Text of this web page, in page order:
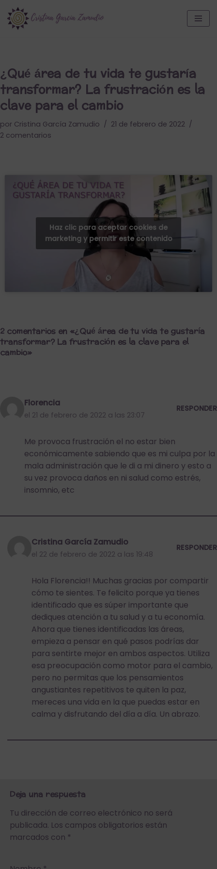
Saltar
¿Qué área de tu vida te gustaría
transformar? La frustración es la
clave para el cambio
por Cristina García Zamudio
21 de febrero de 2022
2 comentarios
Haz clic para aceptar cookies de
marketing y permitir este contenido
2 comentarios en «¿Qué área de tu vida te gustaría
transformar? La frustración es la clave para el
cambio»
Florencia
el 21 de febrero de 2022 a las 23:07
RESPONDER
Me provoca frustración el no estar bien
económicamente sabiendo que es mi culpa por la
mala administración que le di a mi dinero y esto a
su vez provoca daños en ni salud como estrés,
insomnio, etc
Cristina García Zamudio
el 22 de febrero de 2022 a las 19:48
RESPONDER
Hola Florencia!! Muchas gracias por compartir
cómo te sientes. Te felicito porque ya tienes
identificado que es súper importante que
dediques atención a tu salud y a tu economía.
Ahora que tienes identificadas las áreas,
empieza a pensar en qué pasos podrías dar
para sentirte mejor en ambos aspectos. Utiliza
esa preocupación como motor para el cambio,
pero no permitas que los pensamientos
angustiantes repetitivos te quiten la paz,
mereces una vida en la que puedas estar en
calma y disfrutando del día a día. Un abrazo.
Deja una respuesta
Tu dirección de correo electrónico no será
publicada. Los campos obligatorios están
marcados con *